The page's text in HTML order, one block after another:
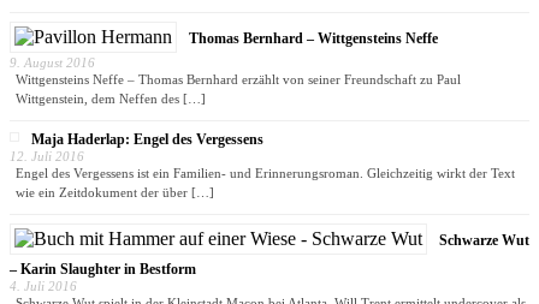
Thomas Bernhard – Wittgensteins Neffe
9. August 2016
Wittgensteins Neffe – Thomas Bernhard erzählt von seiner Freundschaft zu Paul
Wittgenstein, dem Neffen des […]
Maja Haderlap: Engel des Vergessens
12. Juli 2016
Engel des Vergessens ist ein Familien- und Erinnerungsroman. Gleichzeitig wirkt der Text
wie ein Zeitdokument der über […]
Schwarze Wut
– Karin Slaughter in Bestform
4. Juli 2016